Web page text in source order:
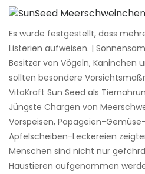
Es wurde festgestellt, dass
Listerien aufweisen. |
Besitzer von Vögeln, Kaninchen
sollten besondere
VitaKraft Sun Seed als
Jüngste Chargen von
Vorspeisen, Papageien-
Apfelscheiben-Leckereien
Menschen sind nicht nur
Haustieren aufgenommen